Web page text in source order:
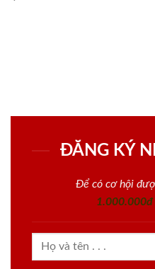
ĐĂNG KÝ
Để có cơ hội
1.000.000đ